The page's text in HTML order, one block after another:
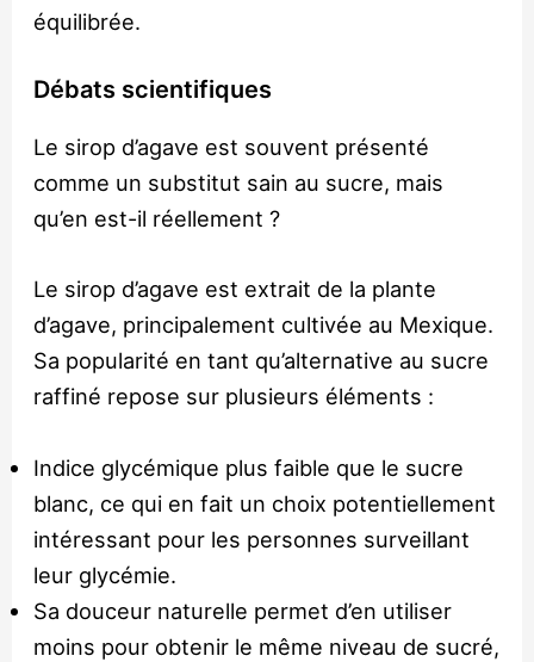
équilibrée.
Débats scientifiques
Le sirop d’agave est souvent présenté
comme un substitut sain au sucre, mais
qu’en est-il réellement ?
Le sirop d’agave est extrait de la plante
d’agave, principalement cultivée au Mexique.
Sa popularité en tant qu’alternative au sucre
raffiné repose sur plusieurs éléments :
Indice glycémique plus faible que le sucre
blanc, ce qui en fait un choix potentiellement
intéressant pour les personnes surveillant
leur glycémie.
Sa douceur naturelle permet d’en utiliser
moins pour obtenir le même niveau de sucré,